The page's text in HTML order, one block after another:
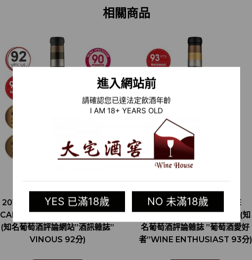
進入網站前
請確認您已達法定飲酒年齡
I AM 18+ YEARS OLD
YES 已滿18歲 NO 未滿18歲
相關商品
2015 美國紅酒 RUTHERFORD
CABERNET SAUVIGNON 1.5L
(知名葡萄酒評論網站”酒訊雜誌”
VINOUS 92分)
2014 美國紅酒 RESERVE
CABERNET SAUVIGNON (知
名葡萄酒評論雜誌 ”葡萄酒愛好
者”WINE ENTHUSIAST 93分)